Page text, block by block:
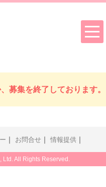
募集を終了しております。
｜ お問合せ ｜ 情報提供 ｜
All Rights Reserved.